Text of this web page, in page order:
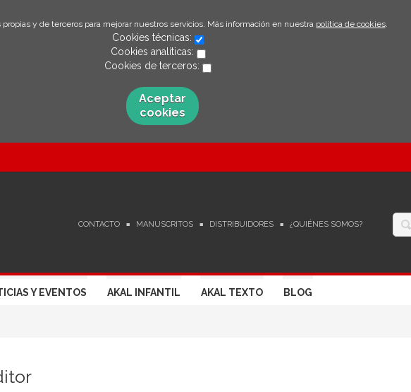
y de terceros para mejorar nuestros servicios. Más información en nuestra política de cookies.
Cookies técnicas:
Cookies analíticas:
Cookies de terceros:
Aceptar
cookies
CONTACTO MANUSCRITOS DISTRIBUIDORES ¿QUIÉNES SOMOS?
Y EVENTOS AKAL INFANTIL AKAL TEXTO BLOG